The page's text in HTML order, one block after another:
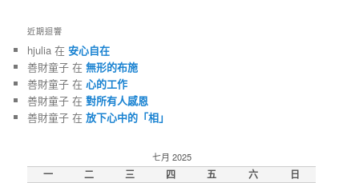
近期迴響
hjulia 在安心自在
善財童子 在無形的布施
善財童子 在心的工作
善財童子 在對所有人感恩
善財童子 在放下心中的「相」
七月 2025
一 二 三 四 五 六 日